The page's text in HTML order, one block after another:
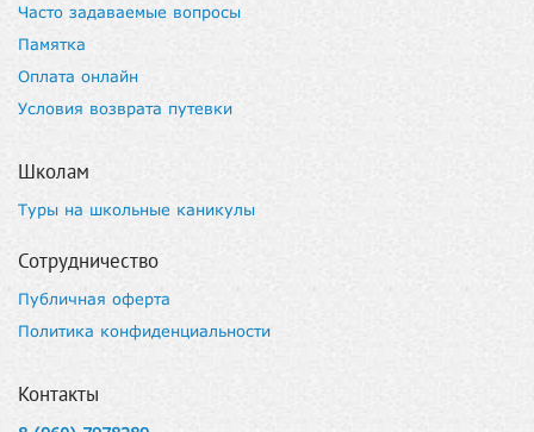
Часто задаваемые вопросы
Памятка
Оплата онлайн
Условия возврата путевки
Школам
Туры на школьные каникулы
Сотрудничество
Публичная оферта
Политика конфиденциальности
Контакты